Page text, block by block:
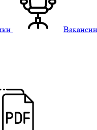
Вакансии